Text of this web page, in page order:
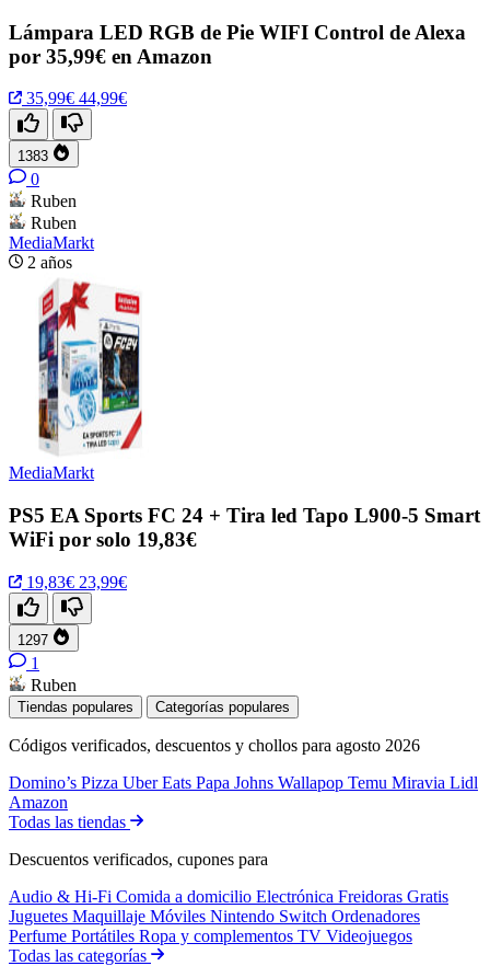
Lámpara LED RGB de Pie WIFI Control de Alexa
por 35,99€ en Amazon
35,99€ 44,99€
1383
0
Ruben
Ruben
MediaMarkt
2 años
MediaMarkt
PS5 EA Sports FC 24 + Tira led Tapo L900-5 Smart
WiFi por solo 19,83€
19,83€ 23,99€
1297
1
Ruben
Tiendas populares Categorías populares
Códigos verificados, descuentos y chollos para agosto 2026
Domino’s Pizza Uber Eats Papa Johns Wallapop Temu Miravia Lidl
Amazon
Todas las tiendas
Descuentos verificados, cupones para
Audio & Hi-Fi Comida a domicilio Electrónica Freidoras Gratis
Juguetes Maquillaje Móviles Nintendo Switch Ordenadores
Perfume Portátiles Ropa y complementos TV Videojuegos
Todas las categorías